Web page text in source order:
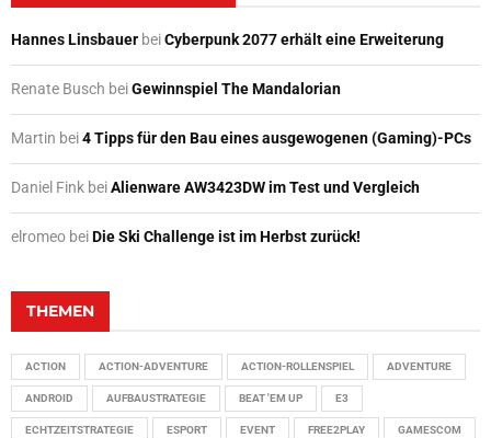
Hannes Linsbauer beiCyberpunk 2077 erhält eine Erweiterung
Renate Busch beiGewinnspiel The Mandalorian
Martin bei4 Tipps für den Bau eines ausgewogenen (Gaming)-PCs
Daniel Fink beiAlienware AW3423DW im Test und Vergleich
elromeo beiDie Ski Challenge ist im Herbst zurück!
THEMEN
ACTION ACTION-ADVENTURE ACTION-ROLLENSPIEL ADVENTURE
ANDROID AUFBAUSTRATEGIE BEAT 'EM UP E3
ECHTZEITSTRATEGIE ESPORT EVENT FREE2PLAY GAMESCOM